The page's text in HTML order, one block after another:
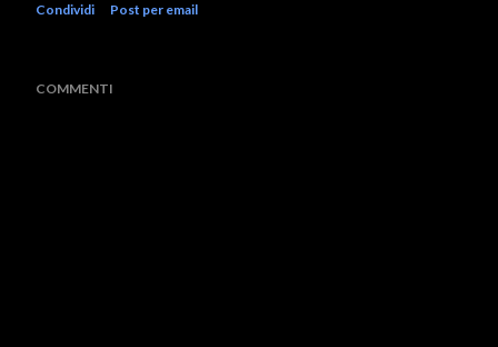
Condividi Post per email
COMMENTI